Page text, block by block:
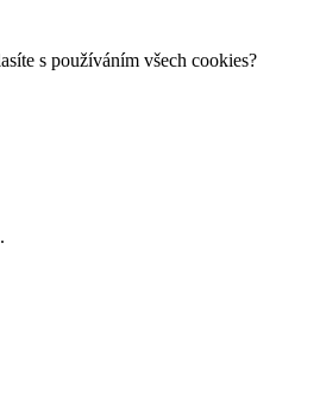
s používáním všech cookies?